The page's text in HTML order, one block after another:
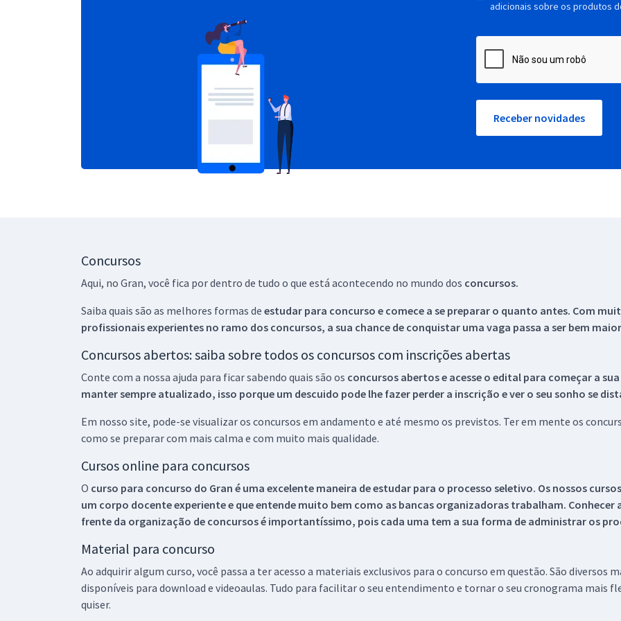
adicionais sobre os produtos
Receber novidades
Concursos
Aqui, no Gran, você fica por dentro de tudo o que está acontecendo no mundo dos concursos.
Saiba quais são as melhores formas de estudar para concurso e comece a se preparar o quanto antes. Com
profissionais experientes no ramo dos concursos, a sua chance de conquistar uma vaga passa a ser bem
Concursos abertos: saiba sobre todos os concursos com inscrições abertas
Conte com a nossa ajuda para ficar sabendo quais são os concursos abertos e acesse o edital para começar a
manter sempre atualizado, isso porque um descuido pode lhe fazer perder a inscrição e ver o seu sonho se
Em nosso site, pode-se visualizar os concursos em andamento e até mesmo os previstos. Ter em mente os
como se preparar com mais calma e com muito mais qualidade.
Cursos online para concursos
O curso para concurso do Gran é uma excelente maneira de estudar para o processo seletivo. Os nossos
um corpo docente experiente e que entende muito bem como as bancas organizadoras trabalham.
frente da organização de concursos é importantíssimo, pois cada uma tem a sua forma de administrar os
Material para concurso
Ao adquirir algum curso, você passa a ter acesso a materiais exclusivos para o concurso em questão. São
disponíveis para download e videoaulas. Tudo para facilitar o seu entendimento e tornar o seu cronograma mais
quiser.